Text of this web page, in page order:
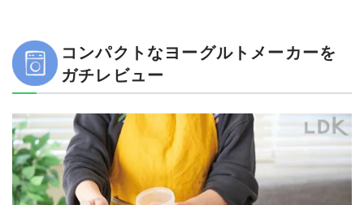
コンパクトなヨーグルトメーカーを
ガチレビュー